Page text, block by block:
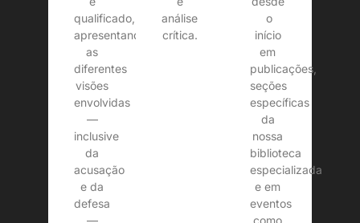
qualificado,
apresentando
as
diferentes
visões
envolvidas
—
inclusive
da
acusação
e da
defesa
análise
crítica.
o
início
em
publicações,
seções
específicas
da
nossa
biblioteca
especializada
e em
eventos